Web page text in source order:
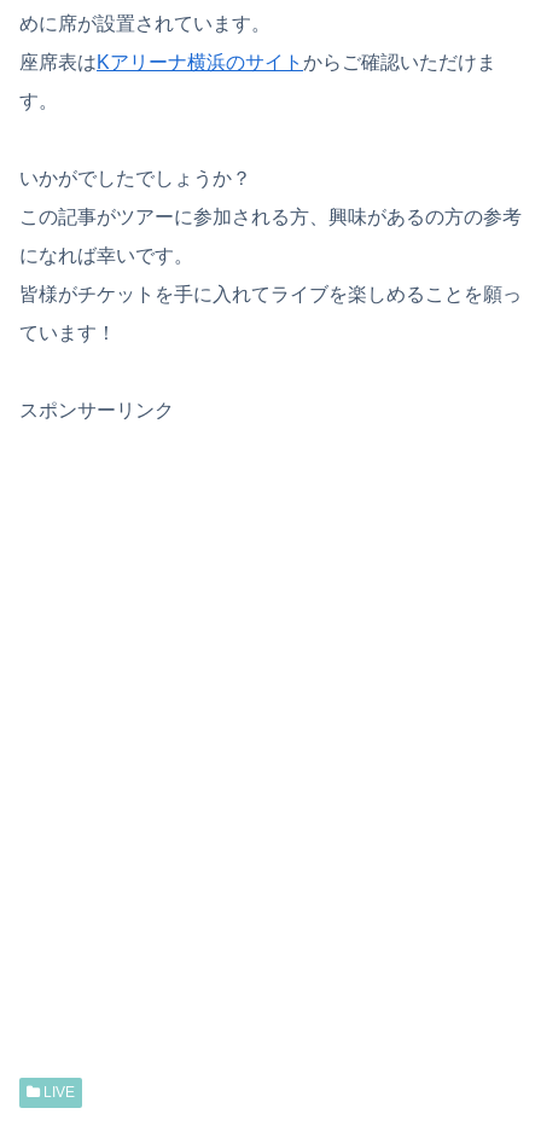
めに席が設置されています。
座席表はKアリーナ横浜のサイト からご確認いただけま
す。
いかがでしたでしょうか？
この記事がツアーに参加される方、興味があるの方の参考
になれば幸いです。
皆様がチケットを手に入れてライブを楽しめることを願っ
ています！
スポンサーリンク
LIVE